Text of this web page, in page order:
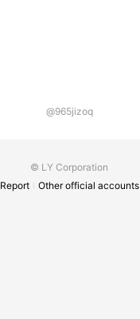
@965jizoq
© LY Corporation
Report
Other official accounts